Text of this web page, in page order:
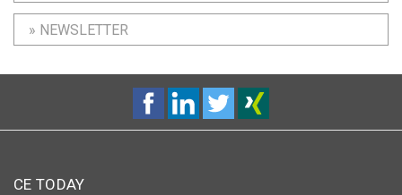
» NEWSLETTER
CE TODAY